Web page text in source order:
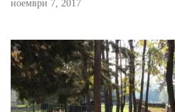
ноември 7, 2017